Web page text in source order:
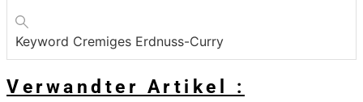
Keyword Cremiges Erdnuss-Curry
Verwandter Artikel :